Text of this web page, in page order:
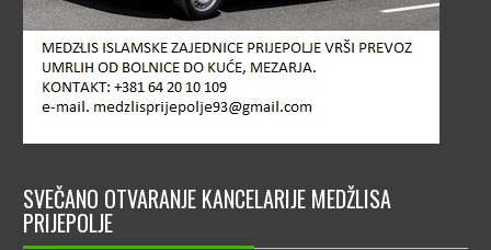
SVEČANO OTVARANJE KANCELARIJE MEDŽLISA
PRIJEPOLJE